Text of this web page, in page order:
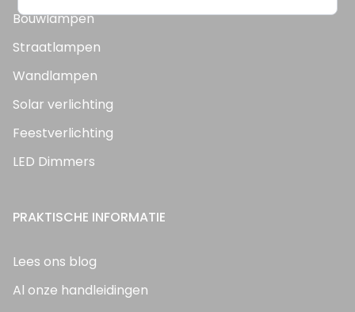
Bouwlampen
Straatlampen
Wandlampen
Solar verlichting
Feestverlichting
LED Dimmers
PRAKTISCHE INFORMATIE
Lees ons blog
Al onze handleidingen